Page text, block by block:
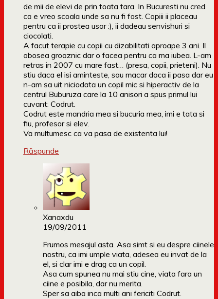
de mii de elevi de prin toata tara. In Bucuresti nu cred
ca e vreo scoala unde sa nu fi fost. Copiii ii placeau
pentru ca ii prostea usor :), ii dadeau senvishuri si
ciocolati.
A facut terapie cu copii cu dizabilitati aproape 3 ani. Il
obosea groaznic dar o facea pentru ca ma iubea. L-am
retras in 2007 cu mare fast… (presa, copii, prieteni). Nu
stiu daca el isi aminteste, sau macar daca ii pasa dar eu
n-am sa uit niciodata un copil mic si hiperactiv de la
centrul Buburuza care la 10 anisori a spus primul lui
cuvant: Codrut.
Codrut este mandria mea si bucuria mea, imi e tata si
fiu, profesor si elev.
Va multumesc ca va pasa de existenta lui!
Răspunde
Xanaxdu
19/09/2011
Frumos mesajul asta. Asa simt si eu despre ciinele
nostru, ca imi umple viata, adesea eu invat de la
el, si clar imi e drag ca un copil.
Asa cum spunea nu mai stiu cine, viata fara un
ciine e posibila, dar nu merita.
Sper sa aiba inca multi ani fericiti Codrut.